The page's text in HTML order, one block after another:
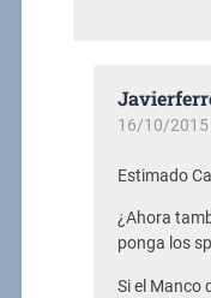
16/10/2015
Estimado
¿Ahora
ponga los
Si el Manco